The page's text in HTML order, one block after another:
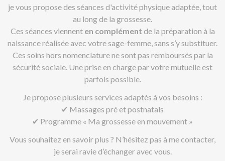
je vous propose des séances d'activité physique adaptée, tout
au long de la grossesse.
Ces séances viennent en complément de la préparation à la
naissance réalisée avec votre sage-femme, sans s’y substituer.
Ces soins hors nomenclature ne sont pas remboursés par la
sécurité sociale. Une prise en charge par votre mutuelle est
parfois possible.
Je propose plusieurs services adaptés à vos besoins :
✔ Massages pré et postnatals
✔ Programme « Ma grossesse en mouvement »
Vous souhaitez en savoir plus ? N’hésitez pas à me contacter,
je serai ravie d’échanger avec vous.